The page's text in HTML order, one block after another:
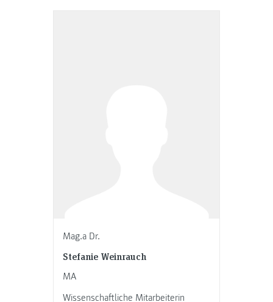
Mag.a Dr.
Stefanie Weinrauch
MA
Wissenschaftliche Mitarbeiterin